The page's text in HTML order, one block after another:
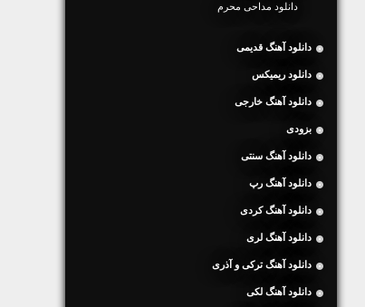
دانلود مداحی محرم
دانلود آهنگ قدیمی
دانلود ریمیکس
دانلود آهنگ خارجی
بزودی
دانلود آهنگ سنتی
دانلود آهنگ رپ
دانلود آهنگ کردی
دانلود آهنگ لری
دانلود آهنگ ترکی و آذری
دانلود آهنگ لکی